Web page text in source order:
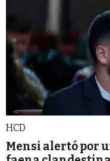
HCD
Mensi alertó por